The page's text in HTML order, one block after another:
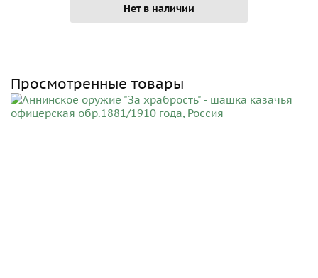
Нет в наличии
Просмотренные товары